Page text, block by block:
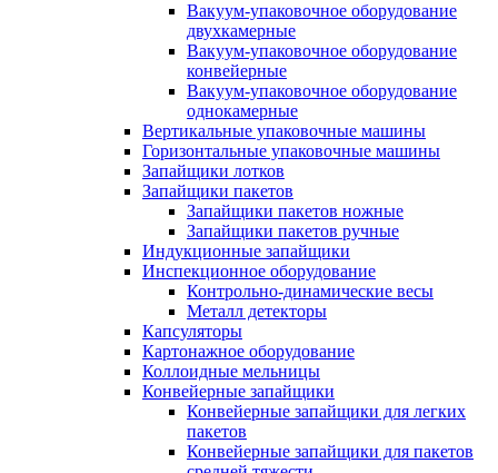
Вакуум-упаковочное оборудование
двухкамерные
Вакуум-упаковочное оборудование
конвейерные
Вакуум-упаковочное оборудование
однокамерные
Вертикальные упаковочные машины
Горизонтальные упаковочные машины
Запайщики лотков
Запайщики пакетов
Запайщики пакетов ножные
Запайщики пакетов ручные
Индукционные запайщики
Инспекционное оборудование
Контрольно-динамические весы
Металл детекторы
Капсуляторы
Картонажное оборудование
Коллоидные мельницы
Конвейерные запайщики
Конвейерные запайщики для легких
пакетов
Конвейерные запайщики для пакетов